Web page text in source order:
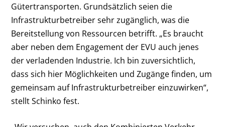
Gütertransporten. Grundsätzlich seien die
Infrastrukturbetreiber sehr zugänglich, was die
Bereitstellung von Ressourcen betrifft. „Es braucht
aber neben dem Engagement der EVU auch jenes
der verladenden Industrie. Ich bin zuversichtlich,
dass sich hier Möglichkeiten und Zugänge finden, um
gemeinsam auf Infrastrukturbetreiber einzuwirken“,
stellt Schinko fest.